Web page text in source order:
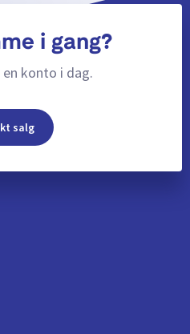
i gang?
konto i dag.
salg